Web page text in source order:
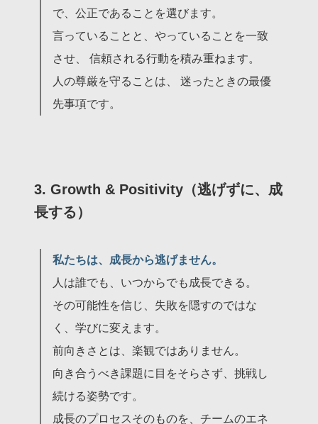
で、公正であることを選びます。
言っていることと、やっていることを一致
させ、 信頼される行動を積み重ねます。
人の尊厳を守ることは、 迷ったときの最優
先事項です。
3. Growth & Positivity（逃げずに、成
長する）
私たちは、成長から逃げません。
人は誰でも、いつからでも成長できる。
その可能性を信じ、失敗を隠すのではな
く、学びに変えます。
前向きさとは、楽観ではありません。
向き合うべき課題に目をそらさず、挑戦し
続ける姿勢です。
成長のプロセスそのものを、チームのエネ